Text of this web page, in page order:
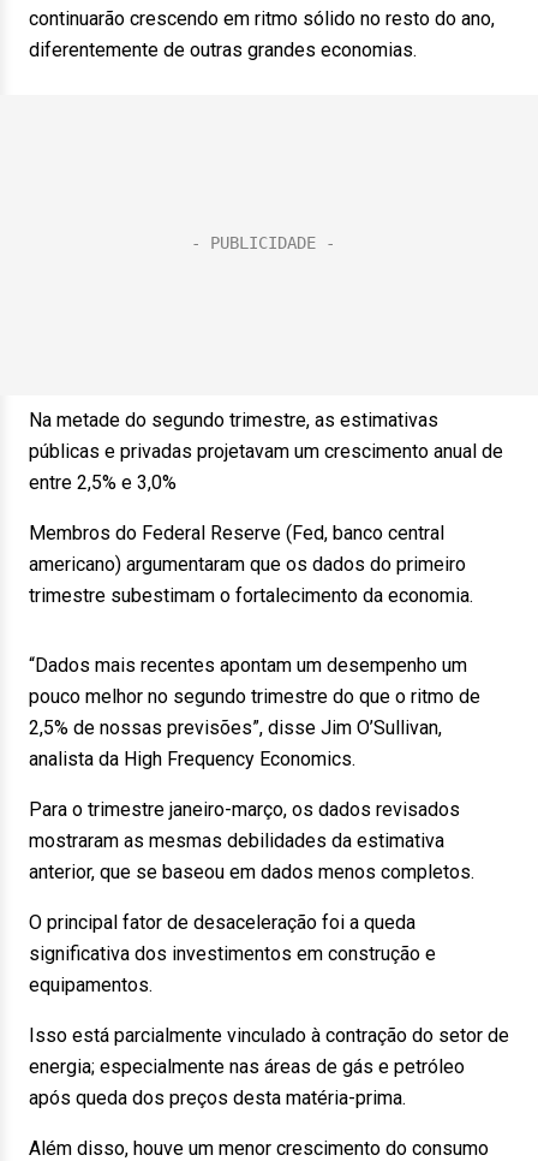
continuarão crescendo em ritmo sólido no resto do ano,
diferentemente de outras grandes economias.
Na metade do segundo trimestre, as estimativas
públicas e privadas projetavam um crescimento anual de
entre 2,5% e 3,0%
Membros do Federal Reserve (Fed, banco central
americano) argumentaram que os dados do primeiro
trimestre subestimam o fortalecimento da economia.
“Dados mais recentes apontam um desempenho um
pouco melhor no segundo trimestre do que o ritmo de
2,5% de nossas previsões”, disse Jim O’Sullivan,
analista da High Frequency Economics.
Para o trimestre janeiro-março, os dados revisados
mostraram as mesmas debilidades da estimativa
anterior, que se baseou em dados menos completos.
O principal fator de desaceleração foi a queda
significativa dos investimentos em construção e
equipamentos.
Isso está parcialmente vinculado à contração do setor de
energia; especialmente nas áreas de gás e petróleo
após queda dos preços desta matéria-prima.
Além disso, houve um menor crescimento do consumo